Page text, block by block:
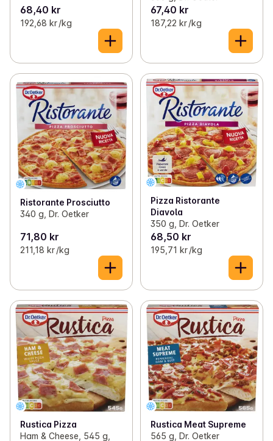
68,40 kr
192,68 kr /kg
67,40 kr
187,22 kr /kg
Ristorante Prosciutto
340 g, Dr. Oetker
71,80 kr
211,18 kr /kg
Pizza Ristorante
Diavola
350 g, Dr. Oetker
68,50 kr
195,71 kr /kg
Rustica Pizza
Ham & Cheese, 545 g,
Rustica Meat Supreme
565 g, Dr. Oetker